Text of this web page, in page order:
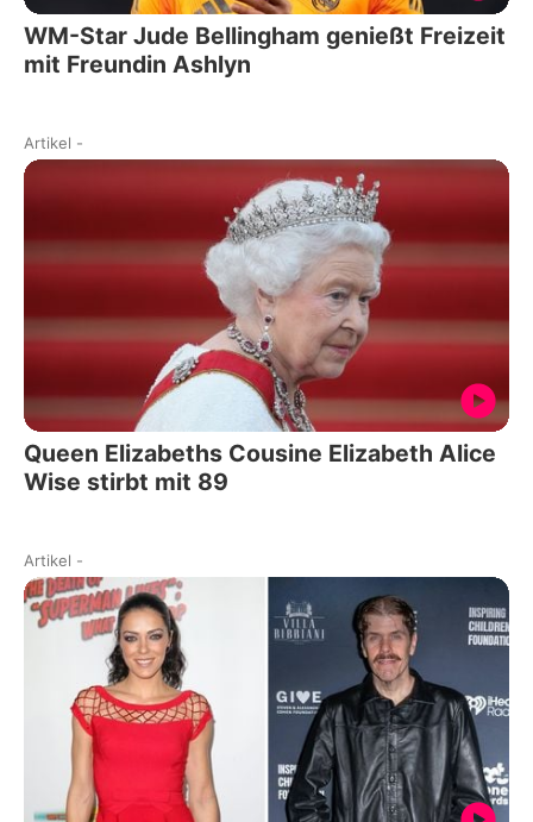
WM-Star Jude Bellingham genießt Freizeit
mit Freundin Ashlyn
Artikel -
Queen Elizabeths Cousine Elizabeth Alice
Wise stirbt mit 89
Artikel -